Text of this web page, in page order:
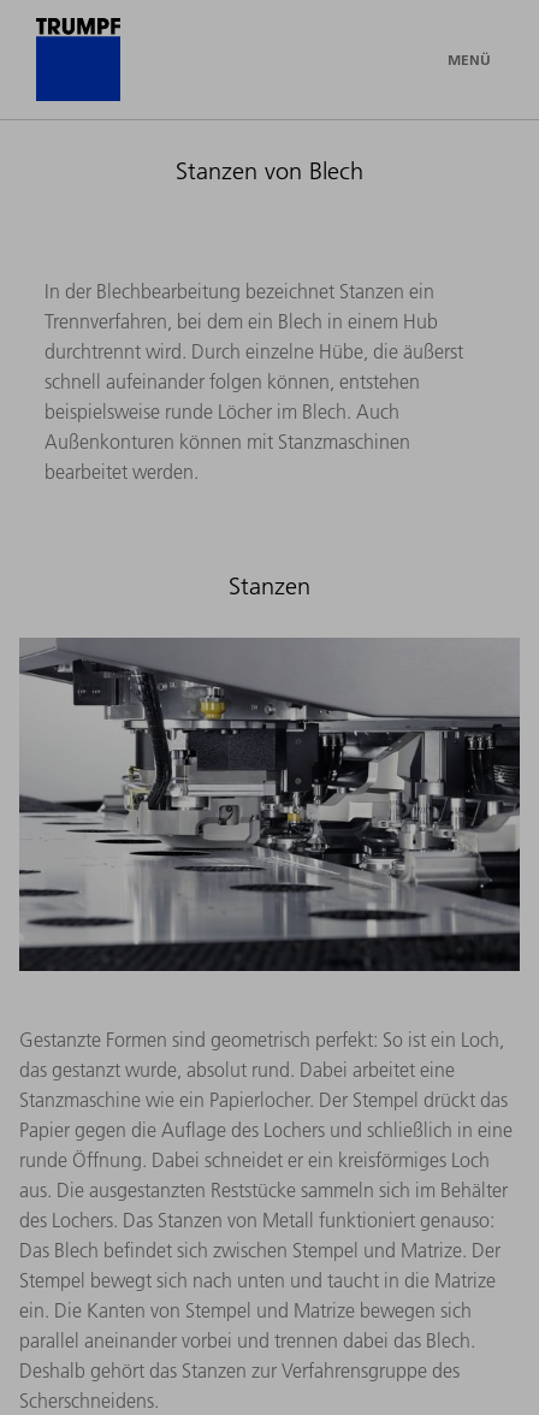
MENÜ
Stanzen von Blech
In der Blechbearbeitung bezeichnet Stanzen ein
Trennverfahren, bei dem ein Blech in einem Hub
durchtrennt wird. Durch einzelne Hübe, die äußerst
schnell aufeinander folgen können, entstehen
beispielsweise runde Löcher im Blech. Auch
Außenkonturen können mit Stanzmaschinen
bearbeitet werden.
Stanzen
Gestanzte Formen sind geometrisch perfekt: So ist ein Loch,
das gestanzt wurde, absolut rund. Dabei arbeitet eine
Stanzmaschine wie ein Papierlocher. Der Stempel drückt das
Papier gegen die Auflage des Lochers und schließlich in eine
runde Öffnung. Dabei schneidet er ein kreisförmiges Loch
aus. Die ausgestanzten Reststücke sammeln sich im Behälter
des Lochers. Das Stanzen von Metall funktioniert genauso:
Das Blech befindet sich zwischen Stempel und Matrize. Der
Stempel bewegt sich nach unten und taucht in die Matrize
ein. Die Kanten von Stempel und Matrize bewegen sich
parallel aneinander vorbei und trennen dabei das Blech.
Deshalb gehört das Stanzen zur Verfahrensgruppe des
Scherschneidens.